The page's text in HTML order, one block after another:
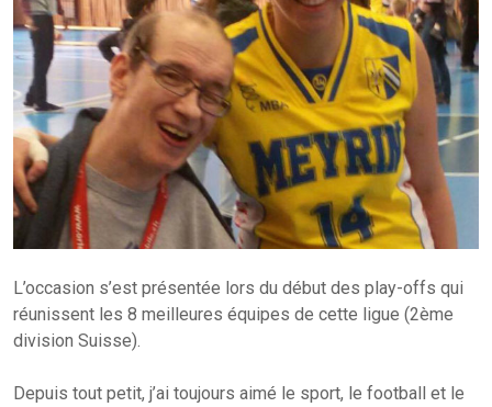
L’occasion s’est présentée lors du début des play-offs qui
réunissent les 8 meilleures équipes de cette ligue (2ème
division Suisse).
Depuis tout petit, j’ai toujours aimé le sport, le football et le